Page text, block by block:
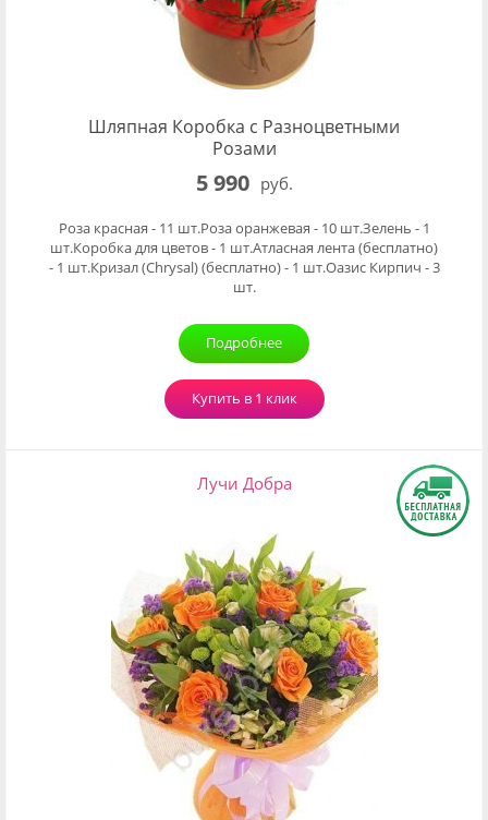
Шляпная Коробка с Разноцветными
Розами
5 990 руб.
Роза красная - 11 шт.Роза оранжевая - 10 шт.Зелень - 1
шт.Коробка для цветов - 1 шт.Атласная лента (бесплатно)
- 1 шт.Кризал (Chrysal) (бесплатно) - 1 шт.Оазис Кирпич - 3
шт.
Подробнее
Купить в 1 клик
Лучи Добра